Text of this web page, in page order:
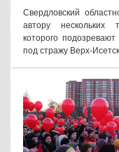
Свердловский
автору нескольких
которого
под стражу Верх-